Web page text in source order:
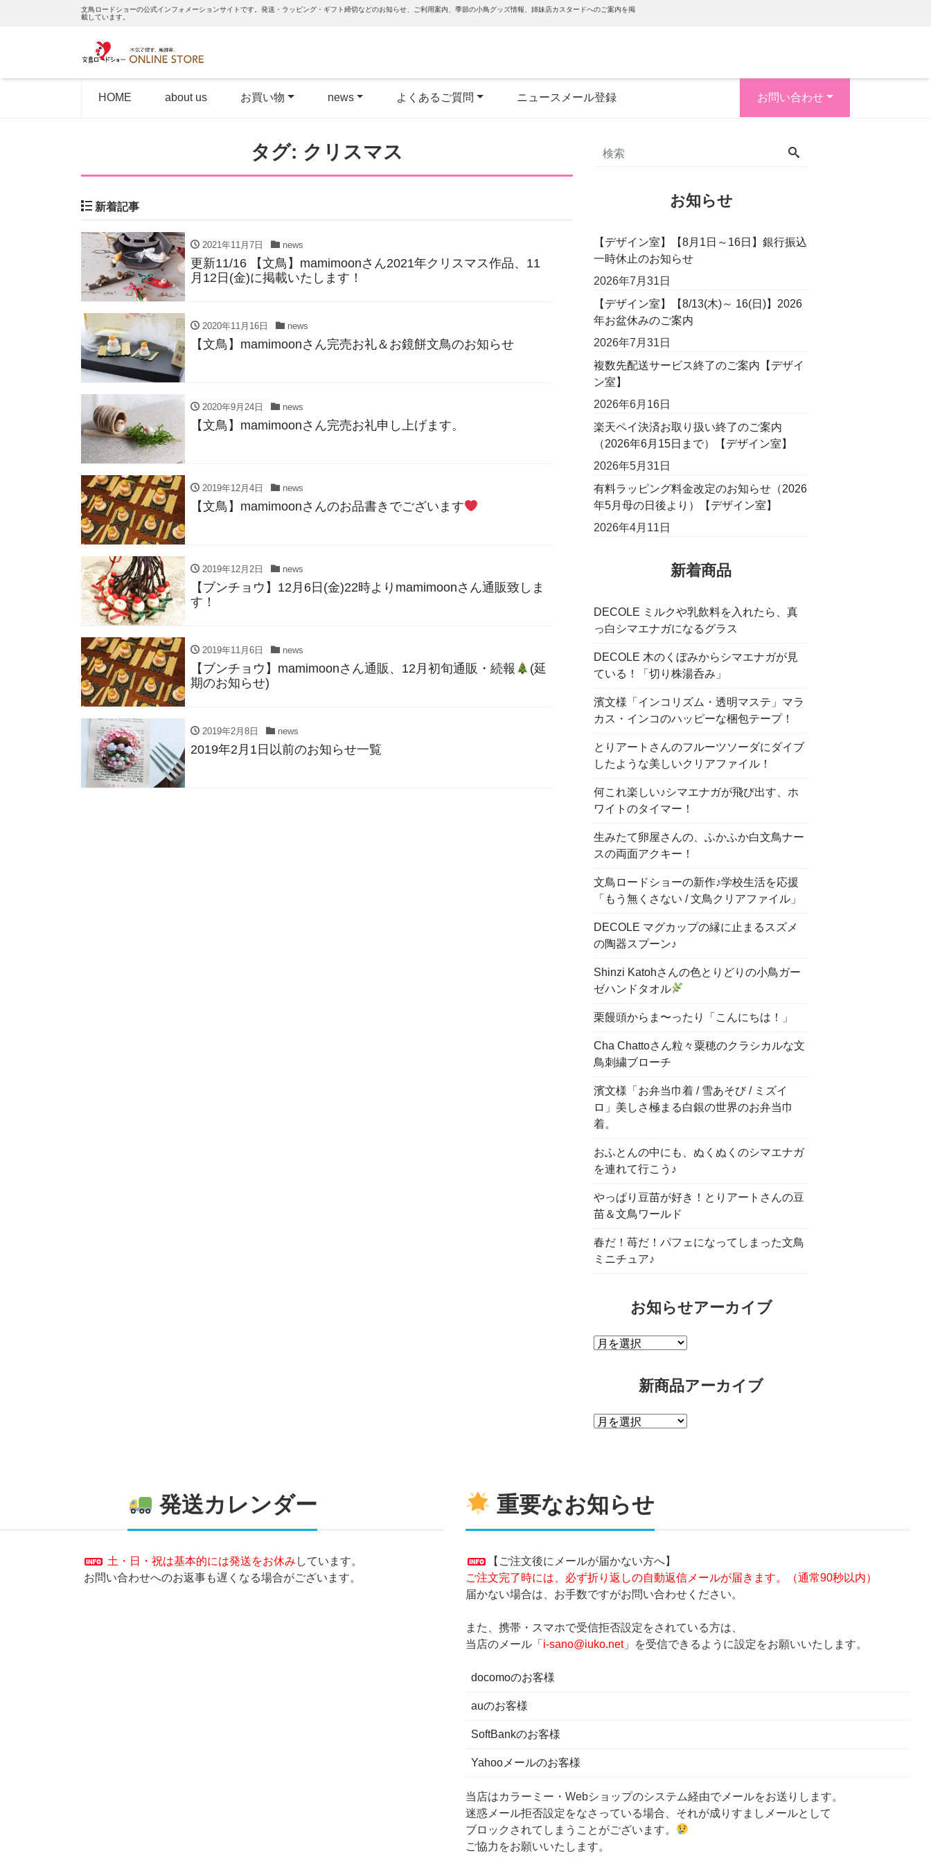
文鳥ロードショーの公式インフォメーションサイトです。発送・ラッピング・ギフト締切などのお知らせ、ご利用案内、季節の小鳥グッズ情報、姉妹店カスタードへのご案内を掲
載しています。
HOME about us お買い物 news よくあるご質問 ニュースメール登録 お問い合わせ
タグ: クリスマス
新着記事
2021年11月7日 news
更新11/16 【文鳥】mamimoonさん2021年クリスマス作品、11
月12日(金)に掲載いたします！
2020年11月16日 news
【文鳥】mamimoonさん完売お礼＆お鏡餅文鳥のお知らせ
2020年9月24日 news
【文鳥】mamimoonさん完売お礼申し上げます。
2019年12月4日 news
【文鳥】mamimoonさんのお品書きでございます
2019年12月2日 news
【ブンチョウ】12月6日(金)22時よりmamimoonさん通販致しま
す！
2019年11月6日 news
【ブンチョウ】mamimoonさん通販、12月初旬通販・続報
(延
期のお知らせ)
2019年2月8日 news
2019年2月1日以前のお知らせ一覧
お知らせ
【デザイン室】【8月1日～16日】銀行振込
一時休止のお知らせ
2026年7月31日
【デザイン室】【8/13(木)～ 16(日)】2026
年お盆休みのご案内
2026年7月31日
複数先配送サービス終了のご案内【デザイ
ン室】
2026年6月16日
楽天ペイ決済お取り扱い終了のご案内
（2026年6月15日まで）【デザイン室】
2026年5月31日
有料ラッピング料金改定のお知らせ（2026
年5月母の日後より）【デザイン室】
2026年4月11日
新着商品
DECOLE ミルクや乳飲料を入れたら、真
っ白シマエナガになるグラス
DECOLE 木のくぼみからシマエナガが見
ている！「切り株湯呑み」
濱文様「インコリズム・透明マステ」マラ
カス・インコのハッピーな梱包テープ！
とりアートさんのフルーツソーダにダイブ
したような美しいクリアファイル！
何これ楽しい♪シマエナガが飛び出す、ホ
ワイトのタイマー！
生みたて卵屋さんの、ふかふか白文鳥ナー
スの両面アクキー！
文鳥ロードショーの新作♪学校生活を応援
「もう無くさない / 文鳥クリアファイル」
DECOLE マグカップの縁に止まるスズメ
の陶器スプーン♪
Shinzi Katohさんの色とりどりの小鳥ガー
ゼハンドタオル
栗饅頭からま〜ったり「こんにちは！」
Cha Chattoさん粒々粟穂のクラシカルな文
鳥刺繍ブローチ
濱文様「お弁当巾着 / 雪あそび / ミズイ
ロ」美しさ極まる白銀の世界のお弁当巾
着。
おふとんの中にも、ぬくぬくのシマエナガ
を連れて行こう♪
やっぱり豆苗が好き！とりアートさんの豆
苗＆文鳥ワールド
春だ！苺だ！パフェになってしまった文鳥
ミニチュア♪
お知らせアーカイブ
新商品アーカイブ
発送カレンダー
土・日・祝は基本的には発送をお休み しています。
お問い合わせへのお返事も遅くなる場合がございます。
重要なお知らせ
【ご注文後にメールが届かない方へ】
ご注文完了時には、必ず折り返しの自動返信メールが届きます。（通常90秒以内）
届かない場合は、お手数ですがお問い合わせください。
また、携帯・スマホで受信拒否設定をされている方は、
当店のメール「 i-sano@iuko.net」を受信できるように設定をお願いいたします。
docomoのお客様
auのお客様
SoftBankのお客様
Yahooメールのお客様
当店はカラーミー・Webショップのシステム経由でメールをお送りします。
迷惑メール拒否設定をなさっている場合、それが成りすましメールとして
ブロックされてしまうことがございます。
ご協力をお願いいたします。